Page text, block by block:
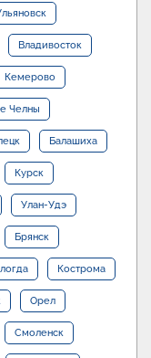
Владивосток
Кемерово
Челны
Балашиха
Курск
Улан-Удэ
Брянск
Кострома
Орел
Смоленск